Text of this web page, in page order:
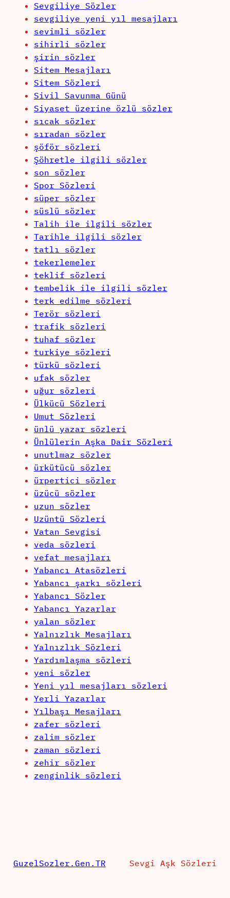
Sevgiliye Sözler
sevgiliye yeni yıl mesajları
sevimli sözler
sihirli sözler
şirin sözler
Sitem Mesajları
Sitem Sözleri
Sivil Savunma Günü
Siyaset üzerine özlü sözler
sıcak sözler
sıradan sözler
şöför sözleri
Şöhretle ilgili sözler
son sözler
Spor Sözleri
süper sözler
süslü sözler
Talih ile ilgili sözler
Tarihle ilgili sözler
tatlı sözler
tekerlemeler
teklif sözleri
tembelik ile ilgili sözler
terk edilme sözleri
Terör sözleri
trafik sözleri
tuhaf sözler
turkiye sözleri
türkü sözleri
ufak sözler
uğur sözleri
Ülkücü Sözleri
Umut Sözleri
ünlü yazar sözleri
Ünlülerin Aşka Dair Sözleri
unutlmaz sözler
ürkütücü sözler
ürpertici sözler
üzücü sözler
uzun sözler
Uzüntü Sözleri
Vatan Sevgisi
veda sözleri
vefat mesajları
Yabancı Atasözleri
Yabancı şarkı sözleri
Yabancı Sözler
Yabancı Yazarlar
yalan sözler
Yalnızlık Mesajları
Yalnızlık Sözleri
Yardımlaşma sözleri
yeni sözler
Yeni yıl mesajları sözleri
Yerli Yazarlar
Yılbaşı Mesajları
zafer sözleri
zalim sözler
zaman sözleri
zehir sözler
zenginlik sözleri
GuzelSozler.Gen.TR Sevgi Aşk Sözleri